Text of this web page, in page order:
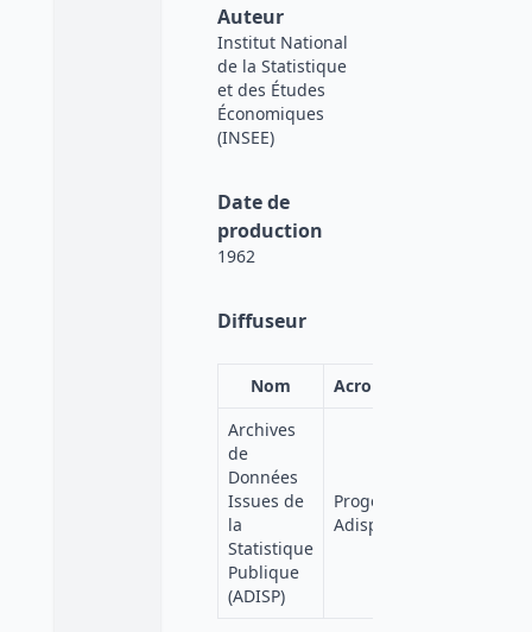
Auteur
Institut National
de la Statistique
et des Études
Économiques
(INSEE)
Date de
production
1962
Diffuseur
Nom Acronyme
Archives
de
Données
Issues de
la
Statistique
Publique
(ADISP)
Progedo-
Adisp